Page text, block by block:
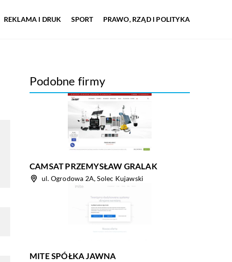
REKLAMA I DRUK SPORT PRAWO, RZĄD I POLITYKA
Podobne firmy
CAMSAT PRZEMYSŁAW GRALAK
ul. Ogrodowa 2A, Solec Kujawski
MITE SPÓŁKA JAWNA